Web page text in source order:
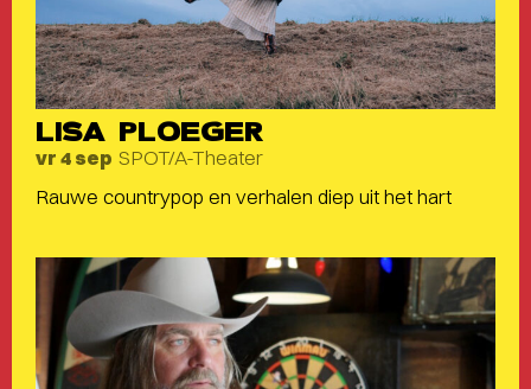
LISA PLOEGER
vr 4 sep SPOT/A-Theater
Rauwe countrypop en verhalen diep uit het hart